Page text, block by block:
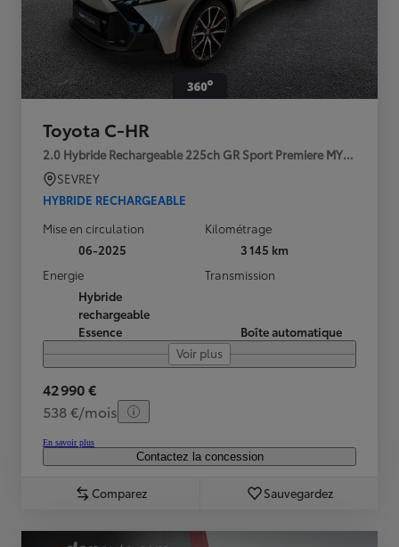
Toyota C-HR
2.0 Hybride Rechargeable 225ch GR Sport Premiere MY25
SEVREY
HYBRIDE RECHARGEABLE
Mise en circulation
06-2025
Kilométrage
3 145 km
Energie
Hybride
rechargeable
Essence
Transmission
Boîte automatique
Voir plus
42 990 €
538 €/mois
En savoir plus
Contactez la concession
Comparez Sauvegardez